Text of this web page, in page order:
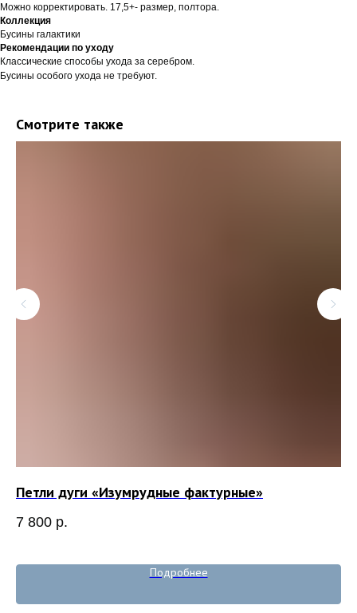
Можно корректировать. 17,5+- размер, полтора.
Коллекция
Бусины галактики
Рекомендации по уходу
Классические способы ухода за серебром.
Бусины особого ухода не требуют.
Смотрите также
Петли дуги «Изумрудные фактурные»
7 800 р.
Подробнее